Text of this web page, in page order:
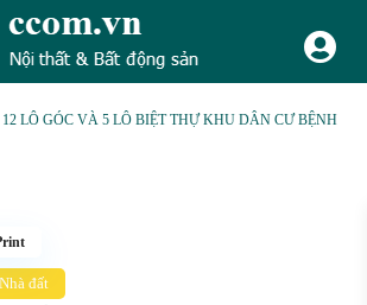
LÔ GÓC VÀ 5 LÔ BIỆT THỰ KHU DÂN CƯ BỆNH
Nhà đất